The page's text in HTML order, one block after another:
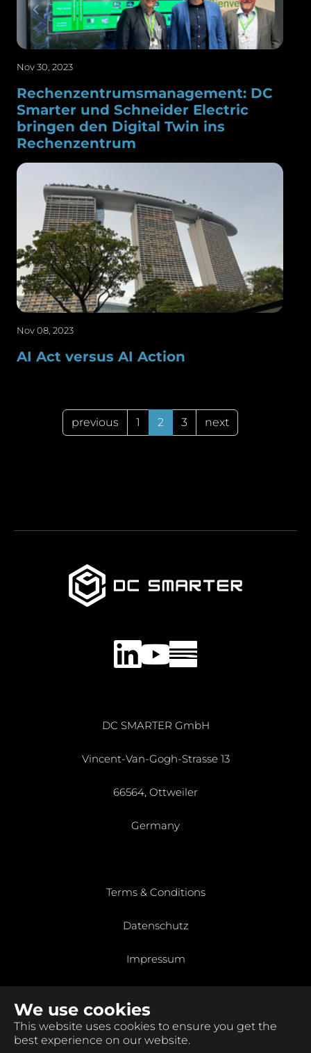
We use cookies
This website uses cookies to ensure you get the
best experience on our website.
Nov 30, 2023
Rechenzentrumsmanagement: DC
Smarter und Schneider Electric
bringen den Digital Twin ins
Rechenzentrum
Nov 08, 2023
AI Act versus AI Action
previous 1 2 3 next
LinkedInYouTube
DC SMARTER GmbH
Vincent-Van-Gogh-Strasse 13
66564, Ottweiler
Germany
Copyright © 2026 DC SMARTER GmbH. All Rights
Terms & Conditions
Datenschutz
Impressum